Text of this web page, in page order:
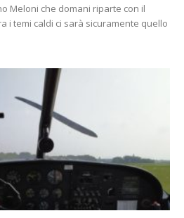
Meloni che domani riparte con il
i temi caldi ci sarà sicuramente quello